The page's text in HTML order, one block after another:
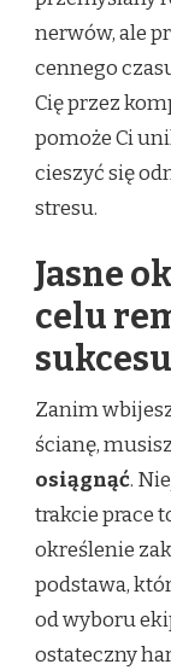
nerwów, ale
cennego
Cię przez
pomoże Ci
cieszyć się
stresu.
Jasne
celu
sukcesu
Zanim
ścianę,
osiągnąć.
trakcie prace
określenie
podstawa,
od wyboru
ostateczny